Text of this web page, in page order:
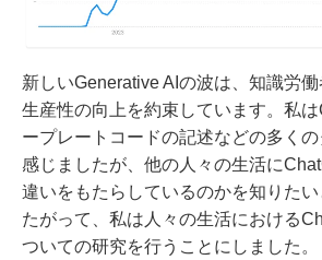
新しいGenerative AIの波は、知識労
生産性の向上を約束しています。私
ープレートコードの記述などの多く
感じましたが、他の人々の生活に
違いをもたらしているのかを知りた
たがって、私は人々の生活における
ついての研究を行うことにしました。